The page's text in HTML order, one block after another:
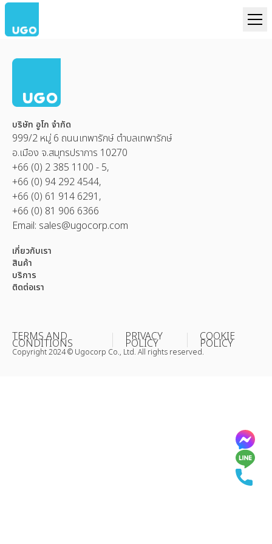
บริษัท อูโก จำกัด
999/2 หมู่ 6 ถนนเทพารักษ์ ตำบลเทพารักษ์
อ.เมือง จ.สมุทรปราการ 10270
+66 (0) 2 385 1100 - 5,
+66 (0) 94 292 4544,
+66 (0) 61 914 6291,
+66 (0) 81 906 6366
Email: sales@ugocorp.com
เกี่ยวกับเรา
สินค้า
บริการ
ติดต่อเรา
TERMS AND
CONDITIONS PRIVACY
POLICY COOKIE
POLICY
Copyright 2024 © Ugocorp Co., Ltd. All rights reserved.